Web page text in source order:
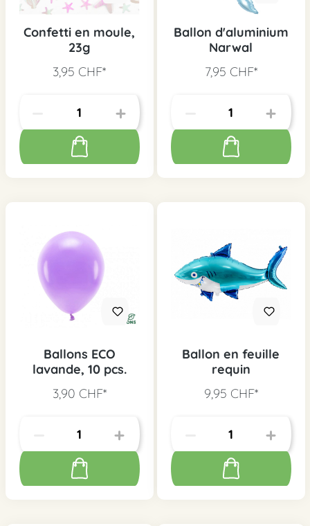
Confetti en moule,
23g
3,95 CHF*
Ballon d'aluminium
Narwal
7,95 CHF*
Ballons ECO
lavande, 10 pcs.
3,90 CHF*
Ballon en feuille
requin
9,95 CHF*